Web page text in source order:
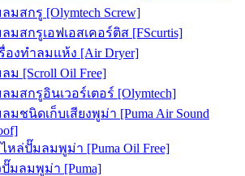
มสกรู [Olymtech Screw]
มสกรูเอฟเอสเคอร์ติส [FScurtis]
องทำลมแห้ง [Air Dryer]
ม [Scroll Oil Free]
มสกรูอินเวอร์เตอร์ [Olymtech]
มชนิดเก็บเสียงพูม่า [Puma Air Sound
หล่ปั๊มลมพูม่า [Puma Oil Free]
มลมพูม่า [Puma]